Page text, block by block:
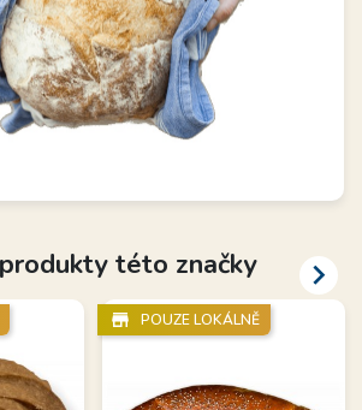
této značky
store_mall_directory POUZE LOKÁLNĚ
